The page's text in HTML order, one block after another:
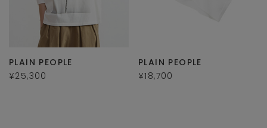
PLAIN PEOPLE
¥25,300
PLAIN PEOPLE
¥18,700